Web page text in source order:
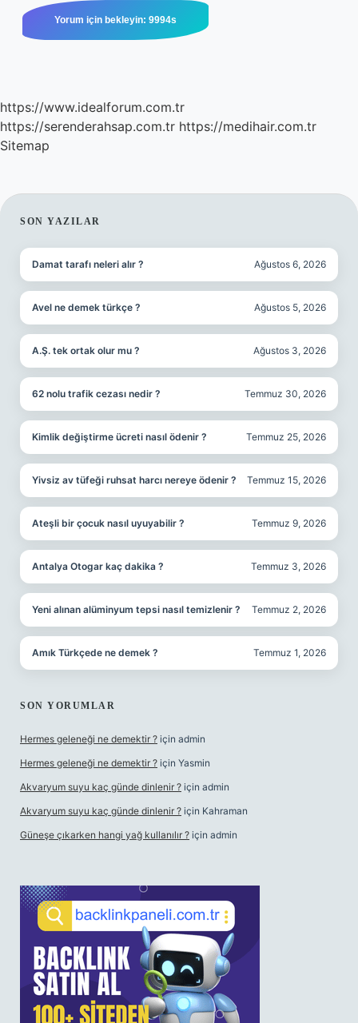
https://www.idealforum.com.tr
https://serenderahsap.com.tr https://medihair.com.tr
Sitemap
SIDEBAR
SON YAZILAR
Damat tarafı neleri alır ? Ağustos 6, 2026
Avel ne demek türkçe ? Ağustos 5, 2026
A.Ş. tek ortak olur mu ? Ağustos 3, 2026
62 nolu trafik cezası nedir ? Temmuz 30, 2026
Kimlik değiştirme ücreti nasıl ödenir ? Temmuz 25, 2026
Yivsiz av tüfeği ruhsat harcı nereye ödenir ? Temmuz 15, 2026
Ateşli bir çocuk nasıl uyuyabilir ? Temmuz 9, 2026
Antalya Otogar kaç dakika ? Temmuz 3, 2026
Yeni alınan alüminyum tepsi nasıl temizlenir ? Temmuz 2, 2026
Amık Türkçede ne demek ? Temmuz 1, 2026
SON YORUMLAR
Hermes geleneği ne demektir ? için admin
Hermes geleneği ne demektir ? için Yasmin
Akvaryum suyu kaç günde dinlenir ? için admin
Akvaryum suyu kaç günde dinlenir ? için Kahraman
Güneşe çıkarken hangi yağ kullanılır ? için admin